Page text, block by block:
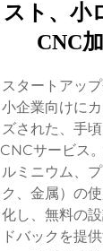
スト、小
CNC
スタートアッ
小企業向けに
ズされた、手
CNCサービス
ルミニウム、
ク、金属）の
化し、無料の
ドバックを提